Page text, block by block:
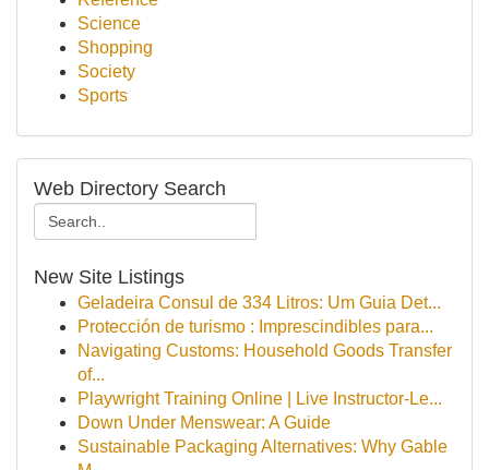
Science
Shopping
Society
Sports
Web Directory Search
New Site Listings
Geladeira Consul de 334 Litros: Um Guia Det...
Protección de turismo : Imprescindibles para...
Navigating Customs: Household Goods Transfer
of...
Playwright Training Online | Live Instructor-Le...
Down Under Menswear: A Guide
Sustainable Packaging Alternatives: Why Gable